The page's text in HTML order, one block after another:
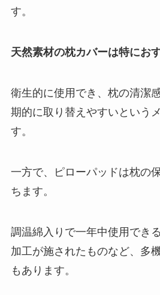
す。
天然素材の枕カバーは特にお
衛生的に使用でき、枕の清潔
期的に取り替えやすいという
す。
一方で、ピローパッドは枕の
ちます。
調温綿入りで一年中使用でき
加工が施されたものなど、多
もあります。